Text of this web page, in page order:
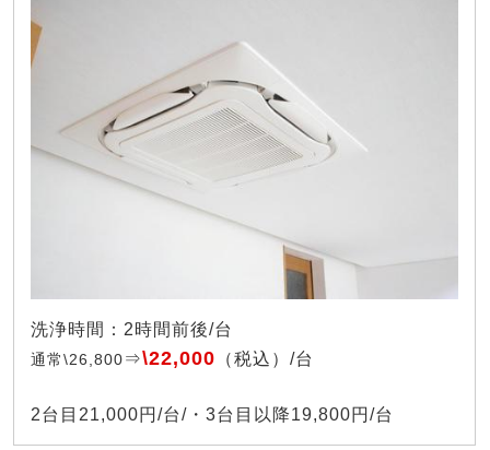
洗浄時間：2時間前後/台
通常\26,800⇒\22,000 （税込）/台
2台目21,000円/台/・3台目以降19,800円/台